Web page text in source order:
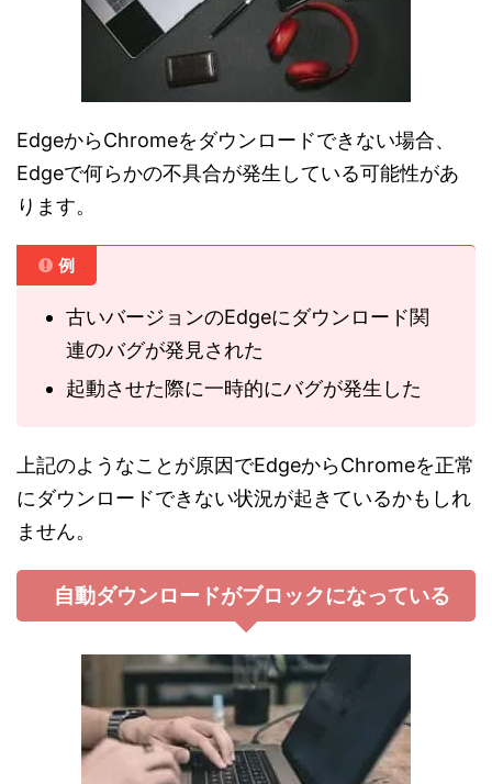
EdgeからChromeをダウンロードできない場合、
Edgeで何らかの不具合が発生している可能性があ
ります。
例
古いバージョンのEdgeにダウンロード関
連のバグが発見された
起動させた際に一時的にバグが発生した
上記のようなことが原因でEdgeからChromeを正常
にダウンロードできない状況が起きているかもしれ
ません。
自動ダウンロードがブロックになっている